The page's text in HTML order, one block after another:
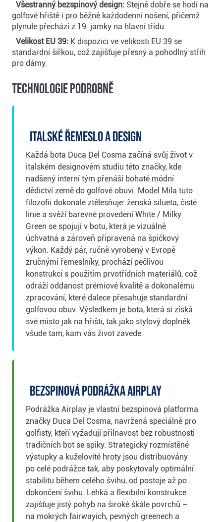
Všestranný bezspinový design: Stejně dobře se hodí na
golfové hřiště i pro běžné každodenní nošení, přičemž
plynule přechází z 19. jamky na hlavní třídu.
Velikost EU 39: K dispozici ve velikosti EU 39 se
standardní šířkou, což zajišťuje přesný a pohodlný střih
pro dámy.
Technologie podrobně
Italské řemeslo a design
Každá bota Duca Del Cosma začíná svůj život v
italském designovém studiu této značky, kde
nadšený interní tým přenáší bohaté módní
dědictví země do golfové obuvi. Model Mila tuto
filozofii dokonale ztělesňuje: ženská silueta, čisté
linie a svěží barevné provedení White / Milky
Green se spojují v botu, která je vizuálně
úchvatná a zároveň připravená na špičkový
výkon. Každý pár, ručně vyrobený v Evropě
zručnými řemeslníky, prochází pečlivou
konstrukcí s použitím prvotřídních materiálů, což
odráží oddanost prémiové kvalitě a dokonalému
zpracování, které dalece přesahuje standardní
golfovou obuv. Výsledkem je bota, která si získá
své místo jak na hřišti, tak jako stylový doplněk
všude tam, kam vás život zavede.
Bezspinová podrážka Airplay
Podrážka Airplay je vlastní bezspinová platforma
značky Duca Del Cosma, navržená speciálně pro
golfisty, kteří vyžadují přilnavost bez robustnosti
tradičních bot se spiky. Strategicky rozmístěné
výstupky a kuželovité hroty jsou distribuovány
po celé podrážce tak, aby poskytovaly optimální
stabilitu během celého švihu, od postoje až po
dokončení švihu. Lehká a flexibilní konstrukce
zajišťuje jistý pohyb na široké škále povrchů –
na mokrých fairwayích, pevných greenech a